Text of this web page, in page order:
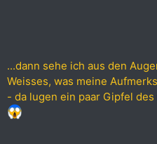
...dann sehe ich aus den
Weisses, was meine
- da lugen ein paar Gipfel